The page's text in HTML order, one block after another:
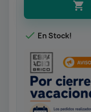

 En Stock!